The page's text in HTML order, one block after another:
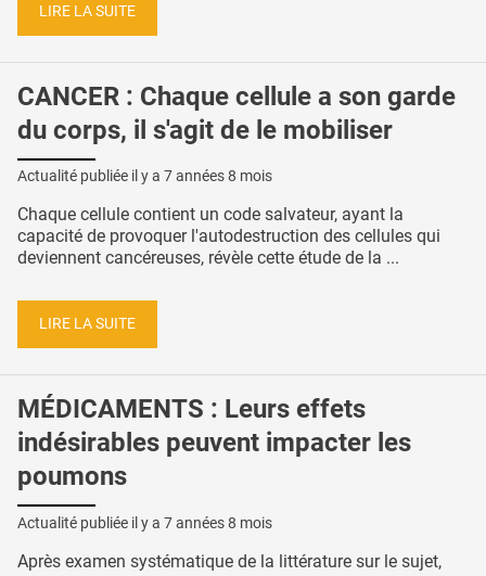
LIRE LA SUITE
CANCER : Chaque cellule a son garde
du corps, il s'agit de le mobiliser
Actualité publiée il y a 7 années 8 mois
Chaque cellule contient un code salvateur, ayant la
capacité de provoquer l'autodestruction des cellules qui
deviennent cancéreuses, révèle cette étude de la ...
LIRE LA SUITE
MÉDICAMENTS : Leurs effets
indésirables peuvent impacter les
poumons
Actualité publiée il y a 7 années 8 mois
Après examen systématique de la littérature sur le sujet,